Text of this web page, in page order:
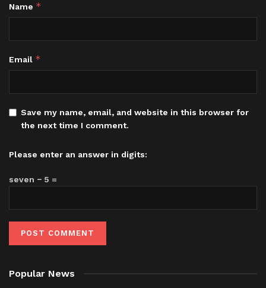
Name *
Email *
Save my name, email, and website in this browser for
the next time I comment.
Please enter an answer in digits:
seven − 5 =
Popular News